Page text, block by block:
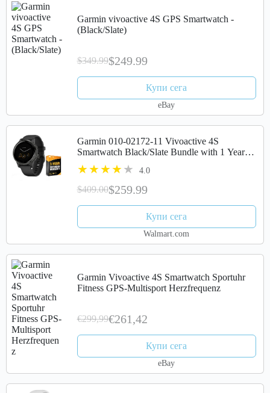
Garmin vivoactive 4S GPS Smartwatch -
(Black/Slate)
$349.99$249.99
Купи сега
eBay
Garmin 010-02172-11 Vivoactive 4S
Smartwatch Black/Slate Bundle with 1 Year
Extended Warranty
4.0
$409.00$259.99
Купи сега
Walmart.com
Garmin Vivoactive 4S Smartwatch Sportuhr
Fitness GPS-Multisport Herzfrequenz
€299,99€261,42
Купи сега
eBay